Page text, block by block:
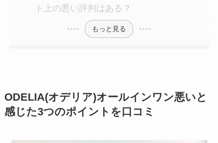
ト上の悪い評判はある？
もっと見る
ODELIA(オデリア)オールインワン悪いと
感じた3つのポイントを口コミ